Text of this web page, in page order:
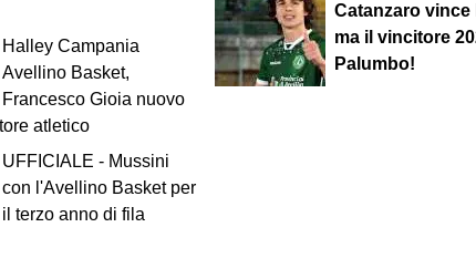
Halley Campania
Avellino Basket,
Francesco Gioia nuovo
atletico
UFFICIALE - Mussini
con l'Avellino Basket per
il terzo anno di fila
Catanzaro vince
ma il vincitore
Palumbo!